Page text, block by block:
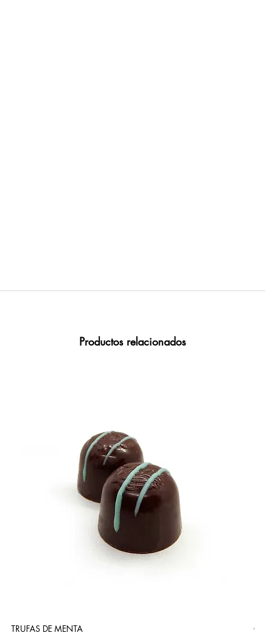
Productos relacionados
TRUFAS DE MENTA